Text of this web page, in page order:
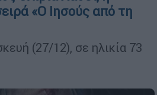
«Ο Ιησούς από τη
(27/12), σε ηλικία 73